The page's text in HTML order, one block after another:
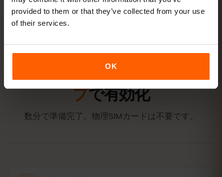
provided to them or that they’ve collected from your use
of their services.
OK
アクティベーション
ハンガリーのeSIMを3ステッ
プで有効化
数分で準備完了。物理SIMカードは不要です。